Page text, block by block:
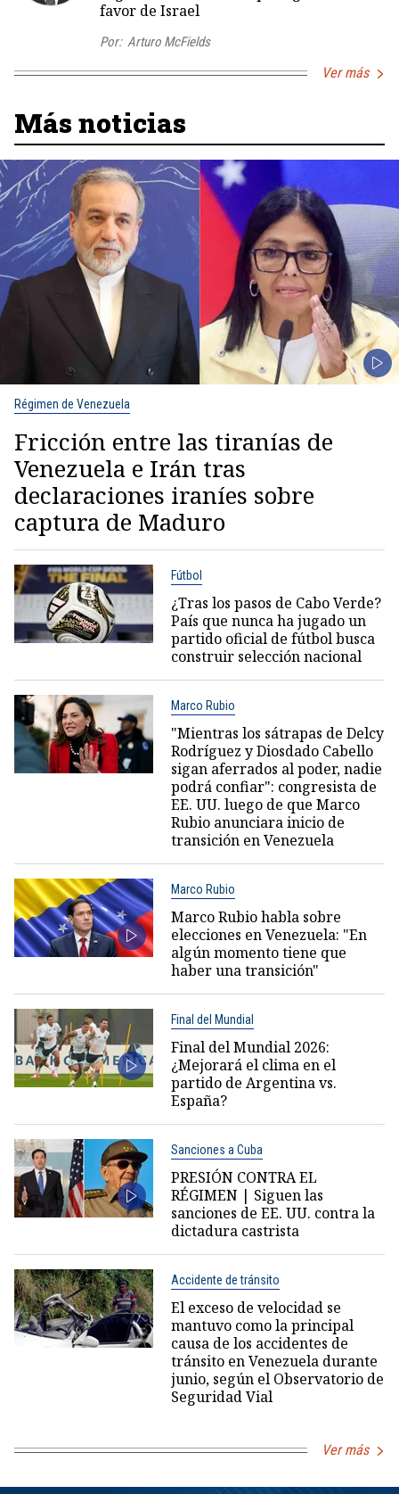
favor de Israel
Por: Arturo McFields
Ver más
Más noticias
Régimen de Venezuela
Fricción entre las tiranías de
Venezuela e Irán tras
declaraciones iraníes sobre
captura de Maduro
Fútbol
¿Tras los pasos de Cabo Verde?
País que nunca ha jugado un
partido oficial de fútbol busca
construir selección nacional
Marco Rubio
"Mientras los sátrapas de Delcy
Rodríguez y Diosdado Cabello
sigan aferrados al poder, nadie
podrá confiar": congresista de
EE. UU. luego de que Marco
Rubio anunciara inicio de
transición en Venezuela
Marco Rubio
Marco Rubio habla sobre
elecciones en Venezuela: "En
algún momento tiene que
haber una transición"
Final del Mundial
Final del Mundial 2026:
¿Mejorará el clima en el
partido de Argentina vs.
España?
Sanciones a Cuba
PRESIÓN CONTRA EL
RÉGIMEN | Siguen las
sanciones de EE. UU. contra la
dictadura castrista
Accidente de tránsito
El exceso de velocidad se
mantuvo como la principal
causa de los accidentes de
tránsito en Venezuela durante
junio, según el Observatorio de
Seguridad Vial
Ver más